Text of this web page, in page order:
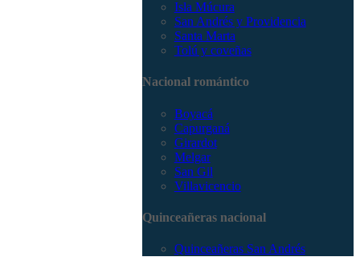
Isla Múcura
San Andrés y Providencia
Santa Marta
Tolú y coveñas
Nacional romántico
Boyacá
Capurganá
Girardot
Melgar
San Gil
Villavicencio
Quinceañeras nacional
Quinceañeras San Andrés